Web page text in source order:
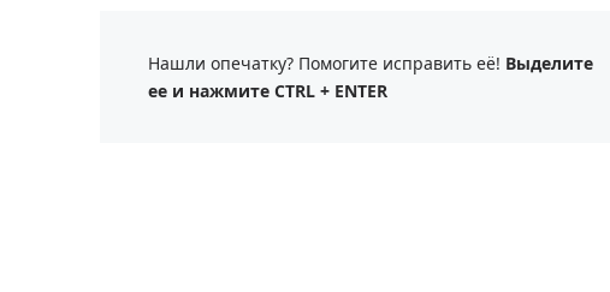
Нашли опечатку? Помогите исправить её! Выделите
ее и нажмите CTRL + ENTER